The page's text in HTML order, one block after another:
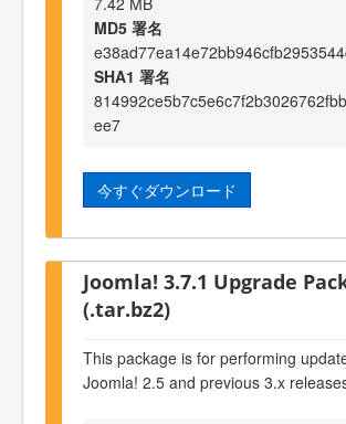
MD5 署名
SHA1 署名
ee7
今すぐダウンロード
Joomla! 3.7.1 Upgrade
(.tar.bz2)
This package is for performing
Joomla! 2.5 and previous 3.x